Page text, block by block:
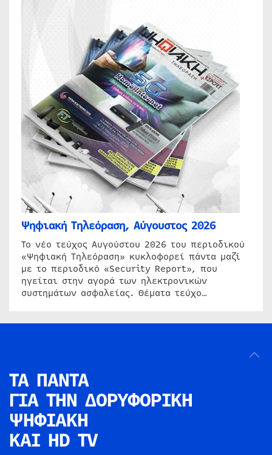
Ψηφιακή Τηλεόραση, Αύγουστος 2026
Το νέο τεύχος Αυγούστου 2026 του περιοδικού
«Ψηφιακή Τηλεόραση» κυκλοφορεί πάντα μαζί
με το περιοδικό «Security Report», που
ηγείται στην αγορά των ηλεκτρονικών
συστημάτων ασφαλείας. Θέματα τεύχο…
ΤΑ ΠΑΝΤΑ
ΓΙΑ ΤΗΝ ΔΟΡΥΦΟΡΙΚΗ
ΨΗΦΙΑΚΗ
ΚΑΙ HD TV